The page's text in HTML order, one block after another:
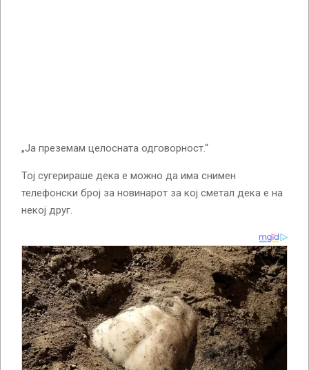
„Ја преземам целосната одговорност.“
Тој сугерираше дека е можно да има снимен
телефонски број за новинарот за кој сметал дека е на
некој друг.